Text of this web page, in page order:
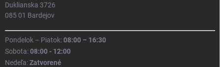
Duklianska 3726
085 01 Bardejov
Pondelok – Piatok:08:00 – 16:30
Sobota:08:00 - 12:00
Nedeľa:Zatvorené